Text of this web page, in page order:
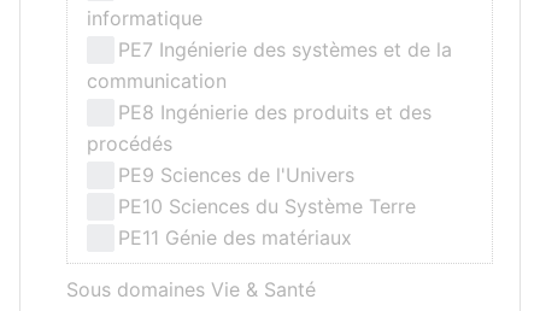
informatique
PE7 Ingénierie des systèmes et de la
communication
PE8 Ingénierie des produits et des
procédés
PE9 Sciences de l'Univers
PE10 Sciences du Système Terre
PE11 Génie des matériaux
Sous domaines Vie & Santé